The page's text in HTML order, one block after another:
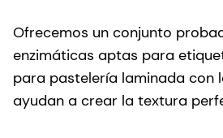
Ofrecemos un conjunto
enzimáticas aptas para
para pastelería laminada con
ayudan a crear la textura